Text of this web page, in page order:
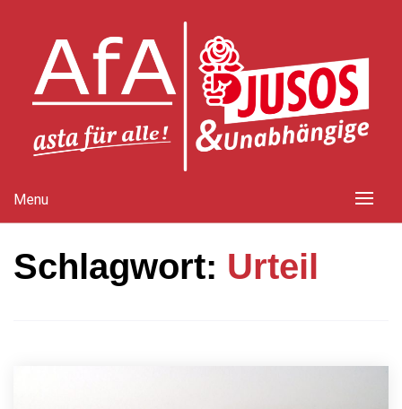
AStA für Alle (AfA) – Jusos und Unabhängige!
Menu
Schlagwort: Urteil